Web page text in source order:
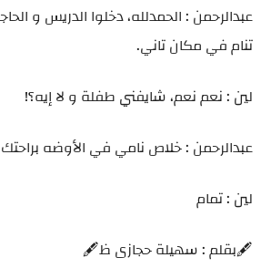
عبدالرحمن : الحمدلله، دخلوا الدريس و
تنام في مكان تاني.
لين : نعم نعم، شايفني طفلة و لا إيه؟!
عبدالرحمن : خلاص نامي في الأوضه
لين : تمام
🖋️بقلم : سهيلة حجازى ظ🖋️